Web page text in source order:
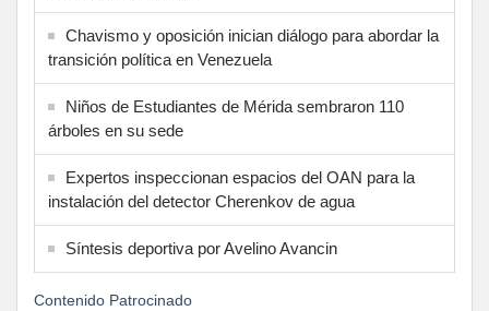
Chavismo y oposición inician diálogo para abordar la
transición política en Venezuela
Niños de Estudiantes de Mérida sembraron 110
árboles en su sede
Expertos inspeccionan espacios del OAN para la
instalación del detector Cherenkov de agua
Síntesis deportiva por Avelino Avancin
Contenido Patrocinado